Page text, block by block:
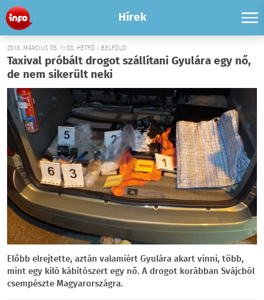
Hírek
2018. MÁRCIUS 05. 11:00, HÉTFŐ | BELFÖLD
Taxival próbált drogot szállítani Gyulára egy nő,
de nem sikerült neki
Előbb elrejtette, aztán valamiért Gyulára akart vinni, több,
mint egy kiló kábítószert egy nő. A drogot korábban Svájcból
csempészte Magyarországra.